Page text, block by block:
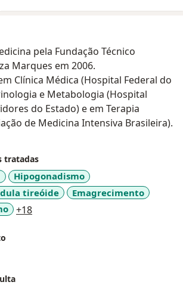
pela Fundação Técnico
Marques em 2006.
Clínica Médica (Hospital Federal do
e Metabologia (Hospital
do Estado) e em Terapia
de Medicina Intensiva Brasileira).
tratadas
Hipogonadismo
tireóide
Emagrecimento
+18a11y_sr_more_diseases